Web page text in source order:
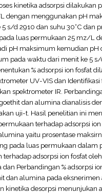
kinetika adsorpsi dilakukan
dengan menggunakan pH
s/d 2910 dan suhu 30°C dan
luas permukaan 25 mz/L
pH maksimum kemudian pH
pada waktu dari menit ke 5 s/
% adsorpsi ion fosfat
UV-VIS dan Identifikasi
spektrometer IR.
dan alumina dianalisis
uji-t. Hasil penelitian ini
terhadap adsorpsi ion
yaitu prosentase
pada luas permukaan dalam
adsorpsi ion fosfat
Perbandingan % adsorpsi
dan alumina pada eksnerimen
kinetika desorpsi menunjukan